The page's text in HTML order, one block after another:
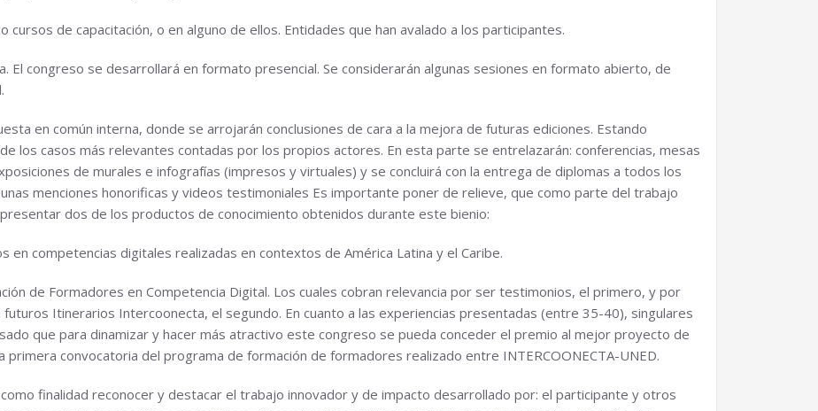
cursos de capacitación, o en alguno de ellos. Entidades que han avalado a los participantes.
El congreso se desarrollará en formato presencial. Se considerarán algunas sesiones en formato abierto, de
en común interna, donde se arrojarán conclusiones de cara a la mejora de futuras ediciones. Estando
los casos más relevantes contadas por los propios actores. En esta parte se entrelazarán: conferencias, mesas
de murales e infografías (impresos y virtuales) y se concluirá con la entrega de diplomas a todos los
menciones honorificas y videos testimoniales Es importante poner de relieve, que como parte del trabajo
dos de los productos de conocimiento obtenidos durante este bienio:
en competencias digitales realizadas en contextos de América Latina y el Caribe.
de Formadores en Competencia Digital. Los cuales cobran relevancia por ser testimonios, el primero, y por
Itinerarios Intercoonecta, el segundo. En cuanto a las experiencias presentadas (entre 35-40), singulares
que para dinamizar y hacer más atractivo este congreso se pueda conceder el premio al mejor proyecto de
convocatoria del programa de formación de formadores realizado entre INTERCOONECTA-UNED.
finalidad reconocer y destacar el trabajo innovador y de impacto desarrollado por: el participante y otros